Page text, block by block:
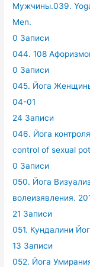
Мужчины.039.
Men.
0 Записи
044. 108
0 Записи
045. Йога
04-01
24 Записи
046. Йога
control of sexual
0 Записи
050. Йога
волеизявления.
21 Записи
051. Кундалини
13 Записи
052. Йога